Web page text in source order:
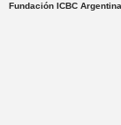
Fundación ICBC